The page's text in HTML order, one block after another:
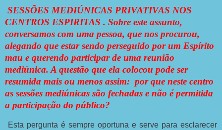
SESSÕES MEDIÚNICAS PRIVATIVAS NOS
CENTROS ESPIRITAS . Sobre este assunto,
conversamos com uma pessoa, que nos procurou,
alegando que estar sendo perseguido por um Espírito
mau e querendo participar de uma reunião
mediúnica. A questão que ela colocou pode ser
resumida mais ou menos assim: por que neste centro
as sessões mediúnicas são fechadas e não é permitida
a participação do público?
Esta pergunta é sempre oportuna e serve para esclarecer